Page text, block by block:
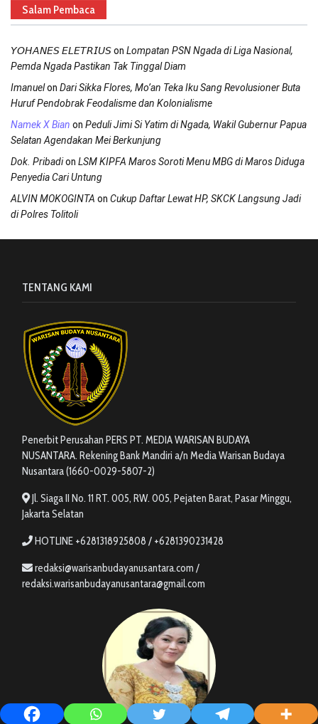
Salam Pembaca
𝘠𝘖𝘏𝘈𝘕𝘌𝘚 𝘌𝘓𝘌𝘛𝘙𝘐𝘜𝘚on Lompatan PSN Ngada di Liga Nasional,
Pemda Ngada Pastikan Tak Tinggal Diam
Imanuelon Dari Sikka Flores, Mo’an Teka Iku Sang Revolusioner Buta
Huruf Pendobrak Feodalisme dan Kolonialisme
Namek X Bian on Peduli Jimi Si Yatim di Ngada, Wakil Gubernur Papua
Selatan Agendakan Mei Berkunjung
Dok. Pribadion LSM KIPFA Maros Soroti Menu MBG di Maros Diduga
Penyedia Cari Untung
ALVIN MOKOGINTA on Cukup Daftar Lewat HP, SKCK Langsung Jadi
di Polres Tolitoli
TENTANG KAMI
Penerbit Perusahan PERS PT. MEDIA WARISAN BUDAYA
NUSANTARA. Rekening Bank Mandiri a/n Media Warisan Budaya
Nusantara (1660-0029-5807-2)
Jl. Siaga II No. 11 RT. 005, RW. 005, Pejaten Barat, Pasar Minggu,
Jakarta Selatan
HOTLINE +6281318925808 / +6281390231428
redaksi@warisanbudayanusantara.com /
redaksi.warisanbudayanusantara@gmail.com